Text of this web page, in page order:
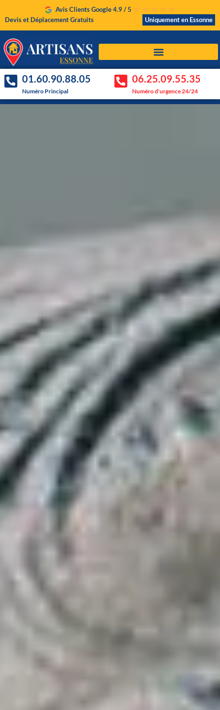
Avis Clients Google 4.9 / 5
Devis et Déplacement Gratuits
Uniquement en Essonne
01.60.90.88.05
Numéro Principal
06.25.09.55.35
Numéro d'urgence 24/24